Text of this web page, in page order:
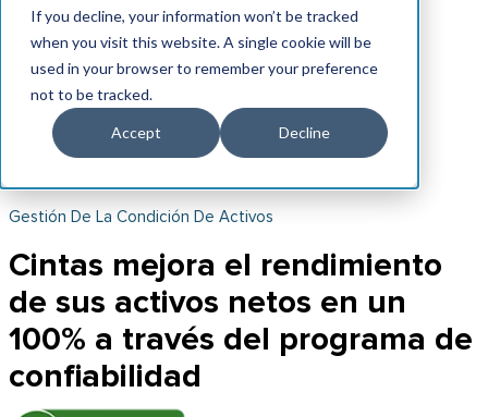
If you decline, your information won’t be tracked
when you visit this website. A single cookie will be
used in your browser to remember your preference
not to be tracked.
Accept Decline
Gestión De La Condición De Activos
Cintas mejora el rendimiento
de sus activos netos en un
100% a través del programa de
confiabilidad